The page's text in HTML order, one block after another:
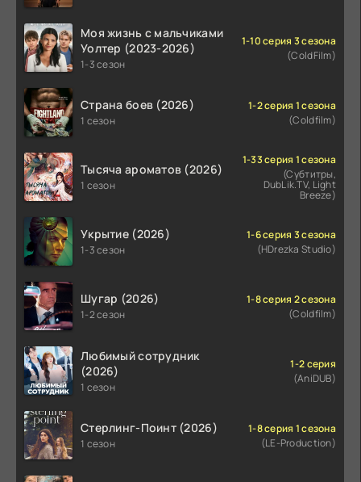
Моя жизнь с мальчиками
Уолтер (2023-2026)
1-3 сезон
1-10 серия 3 сезона
(ColdFilm)
Страна боев (2026)
1 сезон
1-2 серия 1 сезона
(Coldfilm)
Тысяча ароматов (2026)
1 сезон
1-33 серия 1 сезона
(Субтитры,
DubLik.TV, Light
Breeze)
Укрытие (2026)
1-3 сезон
1-6 серия 3 сезона
(HDrezka Studio)
Шугар (2026)
1-2 сезон
1-8 серия 2 сезона
(Coldfilm)
Любимый сотрудник
(2026)
1 сезон
1-2 серия
(AniDUB)
Стерлинг-Поинт (2026)
1 сезон
1-8 серия 1 сезона
(LE-Production)